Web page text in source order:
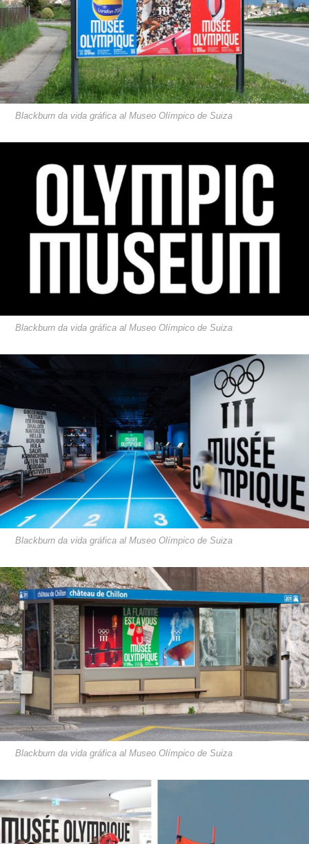
Blackburn da vida gráfica al Museo Olímpico de Suiza
Blackburn da vida gráfica al Museo Olímpico de Suiza
Blackburn da vida gráfica al Museo Olímpico de Suiza
Blackburn da vida gráfica al Museo Olímpico de Suiza